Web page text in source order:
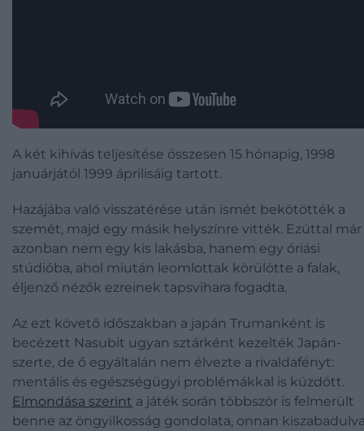
A két kihívás teljesítése összesen 15 hónapig, 1998
januárjától 1999 áprilisáig tartott.
Hazájába való visszatérése után ismét bekötötték a
szemét, majd egy másik helyszínre vitték. Ezúttal már
azonban nem egy kis lakásba, hanem egy óriási
stúdióba, ahol miután leomlottak körülötte a falak,
éljenző nézők ezreinek tapsvihara fogadta.
Az ezt követő időszakban a japán Trumanként is
becézett Nasubit ugyan sztárként kezelték Japán-
szerte, de ő egyáltalán nem élvezte a rivaldafényt:
mentális és egészségügyi problémákkal is küzdött.
Elmondása szerint a játék során többször is felmerült
benne az öngyilkosság gondolata, onnan